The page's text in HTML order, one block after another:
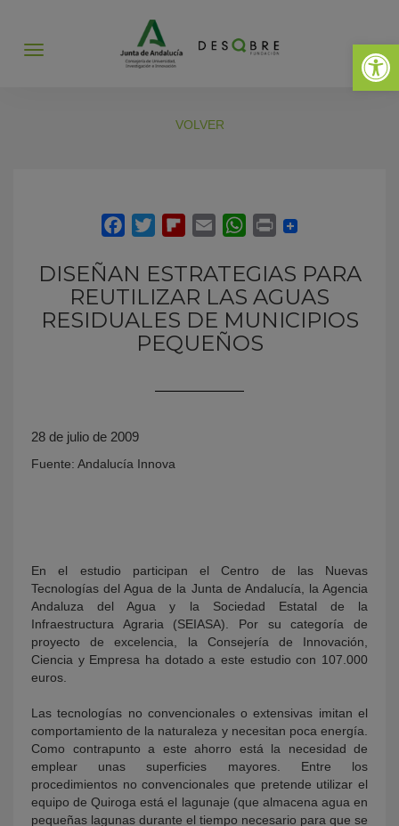
Abrir
Abrir
VOLVER
DISEÑAN ESTRATEGIAS PARA
REUTILIZAR LAS AGUAS
RESIDUALES DE MUNICIPIOS
PEQUEÑOS
28 de julio de 2009
Fuente: Andalucía Innova
En el estudio participan el Centro de las Nuevas
Tecnologías del Agua de la Junta de Andalucía, la Agencia
Andaluza del Agua y la Sociedad Estatal de la
Infraestructura Agraria (SEIASA). Por su categoría de
proyecto de excelencia, la Consejería de Innovación,
Ciencia y Empresa ha dotado a este estudio con 107.000
euros.
Las tecnologías no convencionales o extensivas imitan el
comportamiento de la naturaleza y necesitan poca energía.
Como contrapunto a este ahorro está la necesidad de
emplear unas superficies mayores. Entre los
procedimientos no convencionales que pretende utilizar el
equipo de Quiroga está el lagunaje (que almacena agua en
pequeñas lagunas durante el tiempo necesario para que se